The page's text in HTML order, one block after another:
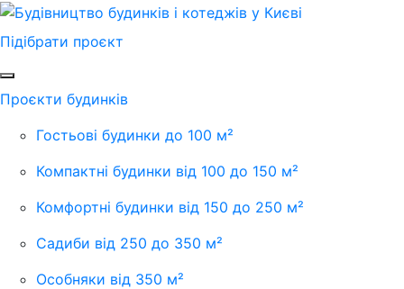
Підібрати проєкт
Проєкти будинків
Гостьові будинки до 100 м²
Компактні будинки від 100 до 150 м²
Комфортні будинки від 150 до 250 м²
Садиби від 250 до 350 м²
Особняки від 350 м²